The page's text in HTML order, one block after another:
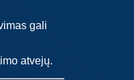
gali
atvejų.